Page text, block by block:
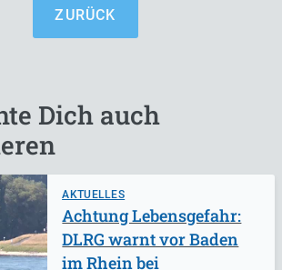
ZURÜCK
Dich auch
AKTUELLES
Achtung Lebensgefahr:
DLRG warnt vor Baden
im Rhein bei